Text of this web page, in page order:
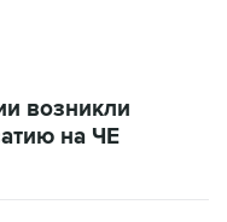
возникли
на ЧЕ